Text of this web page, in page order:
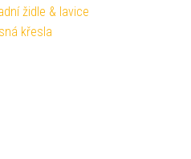
židle & lavice
křesla